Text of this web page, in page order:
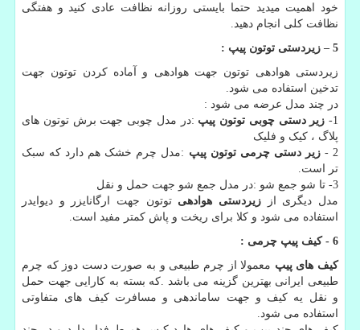
خود اهمیت میدید حتما بایستی روزانه نظافت عادی کنید و هفتگی
نظافت کلی انجام دهید.
5
– زیردستی توتون پیپ :
زیردستی هوادهی توتون جهت هوادهی و آماده کردن توتون جهت
تدخین استفاده می شود.
در چند مدل عرضه می شود :
1-
زیر دستی چوبی توتون پیپ :در مدل چوبی جهت برش توتون های
پلاگ ، کیک و فلیک
2 -
زیر دستی چرمی توتون پیپ :مدل چرم خشک هم دارد که سبک
تر است.
3- تا شو جمع شو :در مدل جمع شو جهت حمل و نقل
مدل دیگری از زیردستی هوادهی توتون جهت ارگانایزر و دیوایدر
استفاده می شود و کلا برای ریخت و پاش کمتر مفید است.
6 - کیف پیپ چرمی :
کیف های پیپ معمولا از چرم طبیعی و به صورت دست دوز که چرم
طبیعی ایرانی بهترین گزینه می باشد .که بسته به کارایی جهت حمل
و نقل یه کیف و جهت ساماندهی و مسافرت کیف های متفاوتی
استفاده می شود.